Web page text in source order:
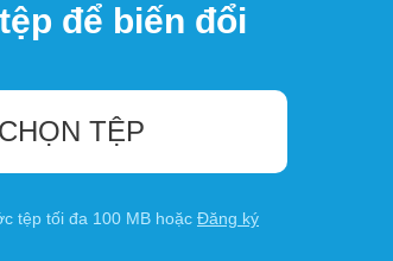
để biến đổi
TỆP
tệp tối đa 100 MB hoặc Đăng ký